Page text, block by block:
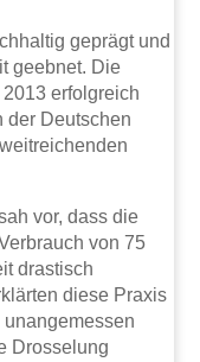
geprägt und
geebnet. Die
2013 erfolgreich
der Deutschen
vor, dass die
von 75
drastisch
diese Praxis
Drosselung